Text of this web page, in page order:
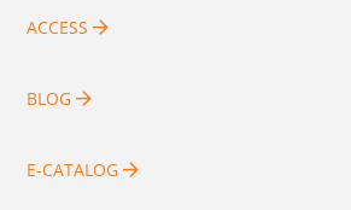
ACCESS
BLOG
E-CATALOG